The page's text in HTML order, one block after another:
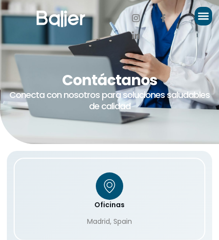
Contáctanos
Conecta con nosotros para soluciones saludables
de calidad
Oficinas
Madrid, Spain